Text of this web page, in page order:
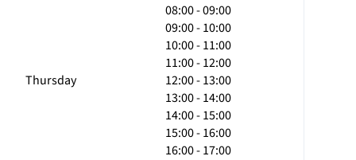
Thursday
08:00 - 09:00
09:00 - 10:00
10:00 - 11:00
11:00 - 12:00
12:00 - 13:00
13:00 - 14:00
14:00 - 15:00
15:00 - 16:00
16:00 - 17:00